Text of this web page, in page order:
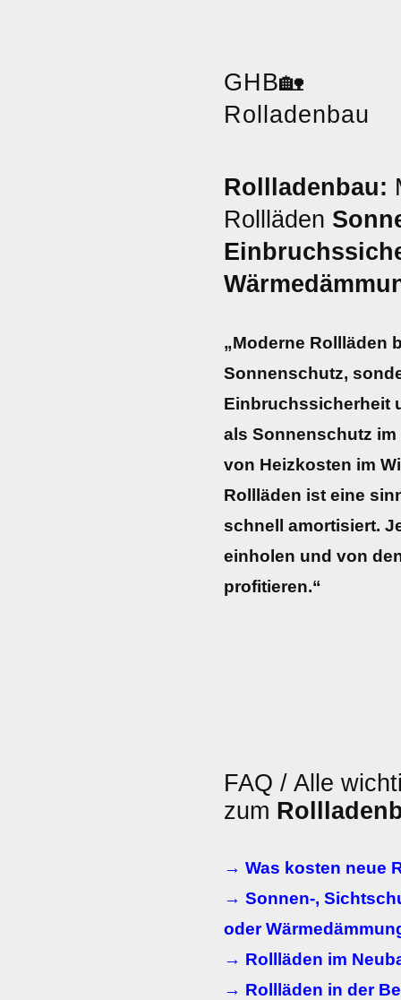
GHB🏡
Rolladenbau
Rollladenbau:
Rollläden
„Moderne Rollläden
Sonnenschutz,
Einbruchssicherheit
als Sonnenschutz
von Heizkosten im
Rollläden ist eine
schnell amortisiert.
einholen und von
profitieren.“
FAQ / Alle
zum
→ Was kosten neue
→ Sonnen-,
oder
→ Rollläden im
→ Rollläden in der